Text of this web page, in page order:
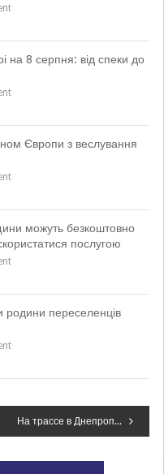
на 8 серпня: від спеки до
Європи з веслування
можуть безкоштовно
послугою
родини переселенців
На трассе в Днепропетровской области загорелся автомобиль, – ФОТО